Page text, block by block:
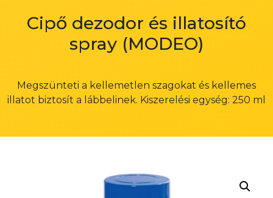
Cipő dezodor és illatosító
spray (MODEO)
Megszünteti a kellemetlen szagokat és kellemes
illatot biztosít a lábbelinek. Kiszerelési egység: 250 ml